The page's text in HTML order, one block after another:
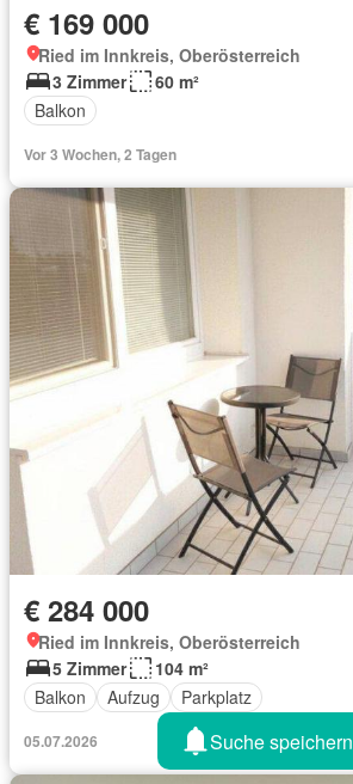
€ 169 000
Ried im Innkreis, Oberösterreich
3 Zimmer
60 m²
Balkon
Vor 3 Wochen, 2 Tagen
€ 284 000
Ried im Innkreis, Oberösterreich
5 Zimmer
104 m²
Balkon
Aufzug Parkplatz
05.07.2026 Suche speichern